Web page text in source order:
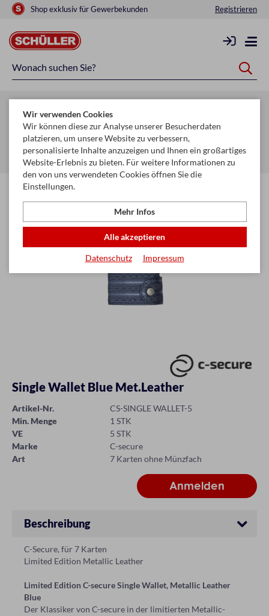
Shop exklusiv für Gewerbekunden Registrieren
Startseite
Mehr
Geldbörsen, Kleinlederware, Schlüsselanhänger
Ausweisetui & Kreditkartenetui
Single Wallet Blue Met.Leather
Artikel-Nr.
CS-SINGLE WALLET-5
Min. Menge
1 STK
VE
5 STK
Marke
C-secure
Art
7 Karten ohne Münzfach
Beschreibung
C-Secure, für 7 Karten
Limited Edition Metallic Leather
Limited Edition C-secure Single Wallet, Metallic Leather
Blue
Der Klassiker von C-secure in der limitierten Metallic-
Wir verwenden Cookies
Wir können diese zur Analyse unserer Besucherdaten
platzieren, um unsere Website zu verbessern,
personalisierte Inhalte anzuzeigen und Ihnen ein großartiges
Website-Erlebnis zu bieten. Für weitere Informationen zu
den von uns verwendeten Cookies öffnen Sie die
Einstellungen.
Mehr Infos
Alle akzeptieren
Datenschutz Impressum